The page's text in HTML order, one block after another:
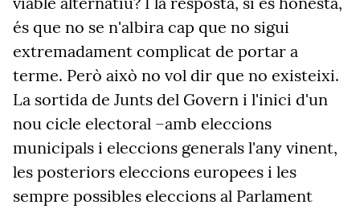
és que no se n'albira cap que no sigui
extremadament complicat de portar a
terme. Però això no vol dir que no existeixi.
La sortida de Junts del Govern i l'inici d'un
nou cicle electoral –amb eleccions
municipals i eleccions generals l'any vinent,
les posteriors eleccions europees i les
sempre possibles eleccions al Parlament